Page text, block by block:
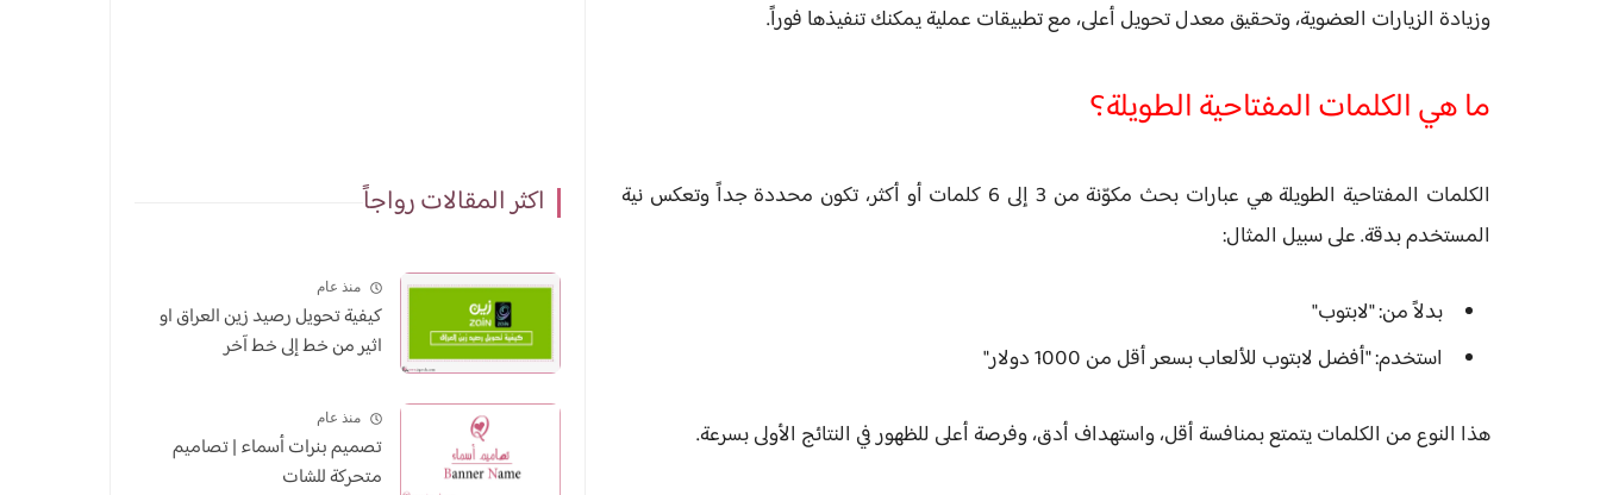
وزيادة الزيارات العضوية، وتحقيق معدل تحويل أعلى، مع تطبيقات عملية يمكنك تنفيذها فوراً.
ما هي الكلمات المفتاحية الطويلة؟
الكلمات المفتاحية الطويلة هي عبارات بحث مكوّنة من 3 إلى 6 كلمات أو أكثر، تكون محددة جداً وتعكس نية
المستخدم بدقة. على سبيل المثال:
بدلاً من: "لابتوب"
استخدم: "أفضل لابتوب للألعاب بسعر أقل من 1000 دولار"
هذا النوع من الكلمات يتمتع بمنافسة أقل، واستهداف أدق، وفرصة أعلى للظهور في النتائج الأولى بسرعة.
اكثر المقالات رواجاً
منذ عام
كيفية تحويل رصيد زين العراق او
اثير من خط إلى خط آخر
منذ عام
تصميم بنرات أسماء | تصاميم
متحركة للشات